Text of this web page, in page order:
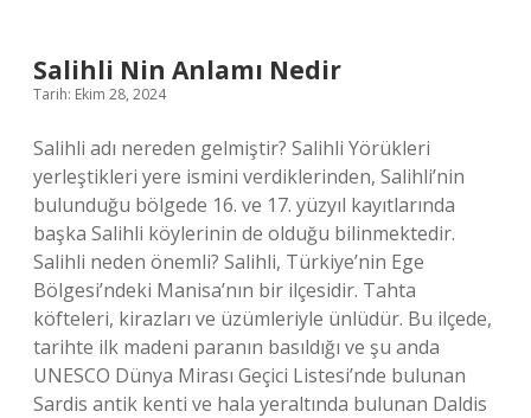
Salihli Nin Anlamı Nedir
Tarih: Ekim 28, 2024
Salihli adı nereden gelmiştir? Salihli Yörükleri
yerleştikleri yere ismini verdiklerinden, Salihli’nin
bulunduğu bölgede 16. ve 17. yüzyıl kayıtlarında
başka Salihli köylerinin de olduğu bilinmektedir.
Salihli neden önemli? Salihli, Türkiye’nin Ege
Bölgesi’ndeki Manisa’nın bir ilçesidir. Tahta
köfteleri, kirazları ve üzümleriyle ünlüdür. Bu ilçede,
tarihte ilk madeni paranın basıldığı ve şu anda
UNESCO Dünya Mirası Geçici Listesi’nde bulunan
Sardis antik kenti ve hala yeraltında bulunan Daldis